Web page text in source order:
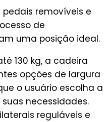
pedais removíveis e
de
uma posição ideal.
130 kg, a cadeira
opções de largura
o usuário escolha a
necessidades.
reguláveis e